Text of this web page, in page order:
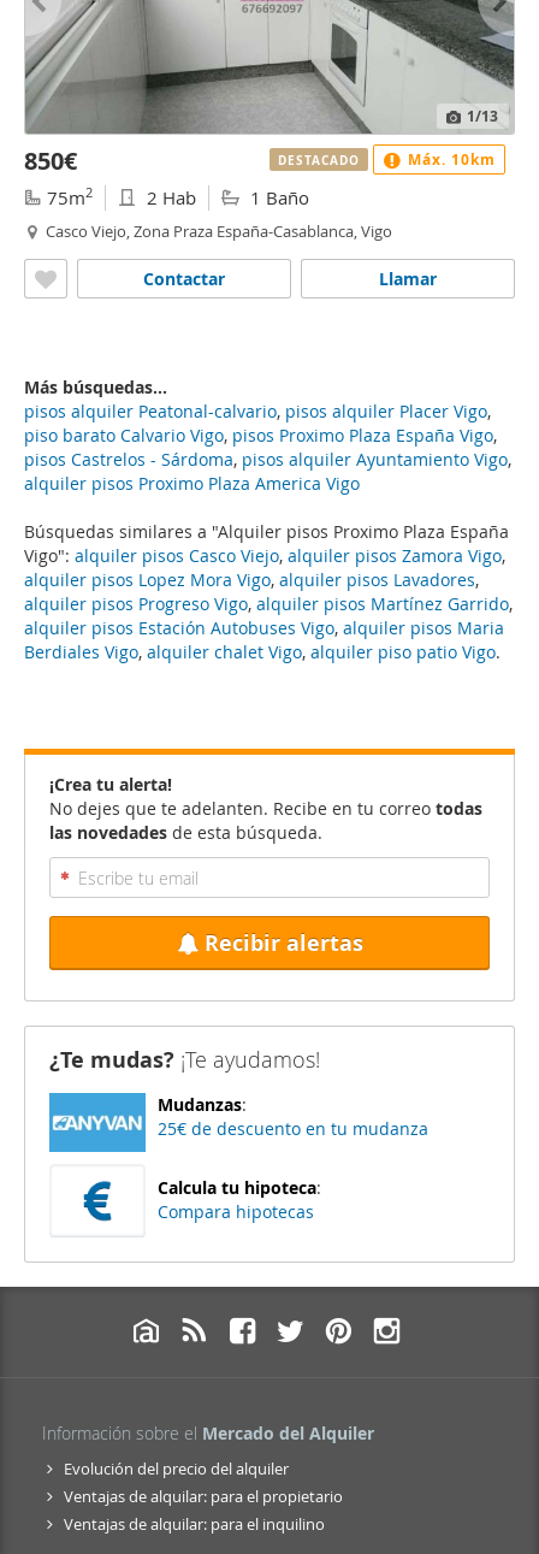
Búsquedas similares a "Alquiler pisos Proximo Plaza España
Vigo": alquiler pisos Casco Viejo, alquiler pisos Zamora Vigo,
alquiler pisos Lopez Mora Vigo, alquiler pisos Lavadores,
alquiler pisos Progreso Vigo, alquiler pisos Martínez Garrido,
alquiler pisos Estación Autobuses Vigo, alquiler pisos Maria
Berdiales Vigo, alquiler chalet Vigo, alquiler piso patio Vigo.
1/13
850€
75m2 2 Hab 1 Baño
Casco Viejo, Zona Praza España-Casablanca, Vigo
Llamar
Contactar
DESTACADO Máx. 10km
Más búsquedas...
pisos alquiler Peatonal-calvario, pisos alquiler Placer Vigo,
piso barato Calvario Vigo, pisos Proximo Plaza España Vigo,
pisos Castrelos - Sárdoma, pisos alquiler Ayuntamiento Vigo,
alquiler pisos Proximo Plaza America Vigo
¡Crea tu alerta!
No dejes que te adelanten. Recibe en tu correo todas
las novedades de esta búsqueda.
Recibir alertas
¿Te mudas? ¡Te ayudamos!
Mudanzas:
25€ de descuento en tu mudanza
Calcula tu hipoteca:
Compara hipotecas
Información sobre el Mercado del Alquiler
Evolución del precio del alquiler
Ventajas de alquilar: para el propietario
Ventajas de alquilar: para el inquilino